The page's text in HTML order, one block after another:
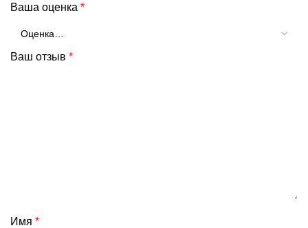
Ваша оценка *
Ваш отзыв *
Имя *